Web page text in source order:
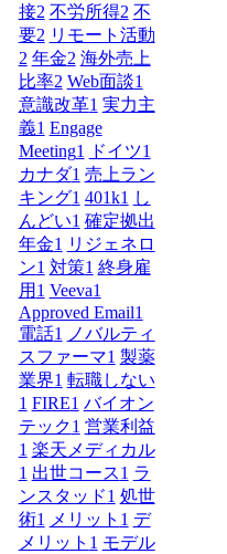
接2 不労所得2 不
要2 リモート活動
2 年金2 海外売上
比率2 Web面談1
意識改革1 実力主
義1 Engage
Meeting1 ドイツ1
カナダ1 売上ラン
キング1 401k1 し
んどい1 確定拠出
年金1 リジェネロ
ン1 対策1 終身雇
用 1 Veeva1
Approved Email1
電話1
ノバルティ
スファーマ1 製薬
業界1 転職しない
1 FIRE1 バイオン
テック1 営業利益
1 楽天メディカル
1 出世コース1 ラ
ンスタッド1 処世
術1 メリット 1 デ
メリット 1 モデル